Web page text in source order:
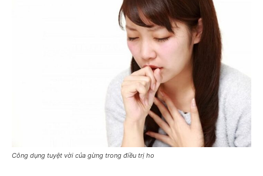
Công dụng tuyệt vời của gừng trong điều trị ho